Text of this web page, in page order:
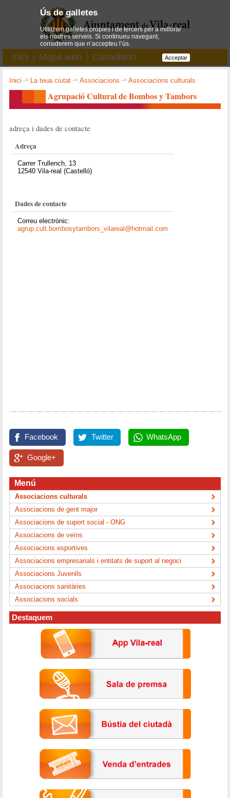
Inici Mapa web Castellano
Inici -> La teua ciutat ->Associacions ->Associacions culturals
Agrupació Cultural de Bombos y Tambors
adreça i dades de contacte
Adreça
Carrer Trullench, 13
12540 Vila-real (Castelló)
Dades de contacte
Correu electrònic:
agrup.cult.bombosytambors_vilareal@hotmail.com
Facebook Twitter WhatsApp
Google+
Menú
Associacions culturals
Associacions de gent major
Associacions de suport social - ONG
Associacions de veïns
Associacions esportives
Associacions empresarials i entitats de suport al negoci
Associacions Juvenils
Associacions sanitàries
Associacions socials
Destaquem
Ús de galletes
Utilitzem galletes pròpies i de tercers per a millorar
els nostres serveis. Si continueu navegant,
considerem que n’accepteu l’ús.
Acceptar